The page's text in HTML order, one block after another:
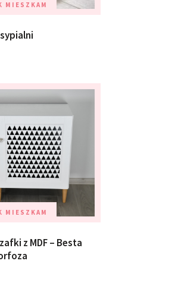
MIESZKAM
MIESZKAM
z MDF – Besta